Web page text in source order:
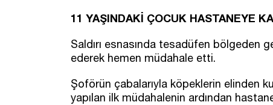
11 YAŞINDAKİ ÇOCUK HASTANEYE
Saldırı esnasında tesadüfen
ederek hemen müdahale etti.
Şoförün çabalarıyla köpeklerin elinden
yapılan ilk müdahalenin ardından